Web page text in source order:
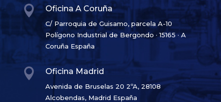
 Oficina A Coruña
C/ Parroquia de Guisamo, parcela A-10
Polígono Industrial de Bergondo · 15165 · A
Coruña España
 Oficina Madrid
Avenida de Bruselas 20 2ºA, 28108
Alcobendas, Madrid España